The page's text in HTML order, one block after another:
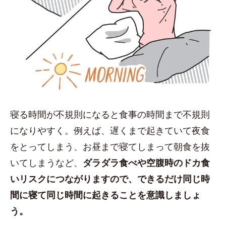
寝る時間が不規則になると食事の時間まで不規則
になりやすく。例えば、遅くまで起きていて夜食
をとってしまう、お昼まで寝てしまって朝食を抜
いてしまうなど、 ダラダラ食べや空腹時のドカ食
いリスクにつながりますので、できるだけ同じ時
間に寝て同じ時間に起きることを意識しましょ
う。